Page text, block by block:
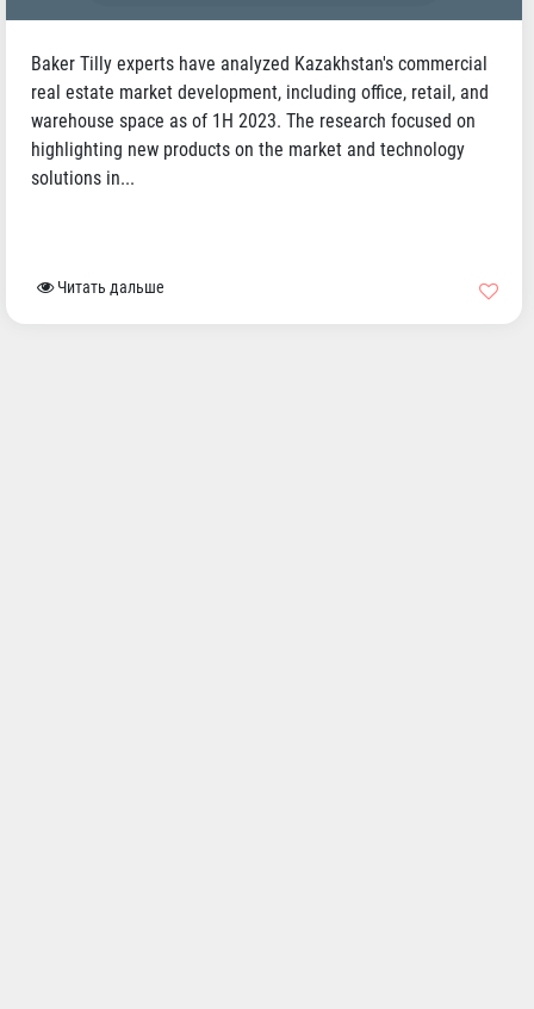
Baker Tilly experts have analyzed Kazakhstan's commercial
real estate market development, including office, retail, and
warehouse space as of 1H 2023. The research focused on
highlighting new products on the market and technology
solutions in...
Читать дальше